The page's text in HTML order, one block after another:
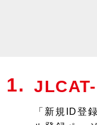
「新規ID登